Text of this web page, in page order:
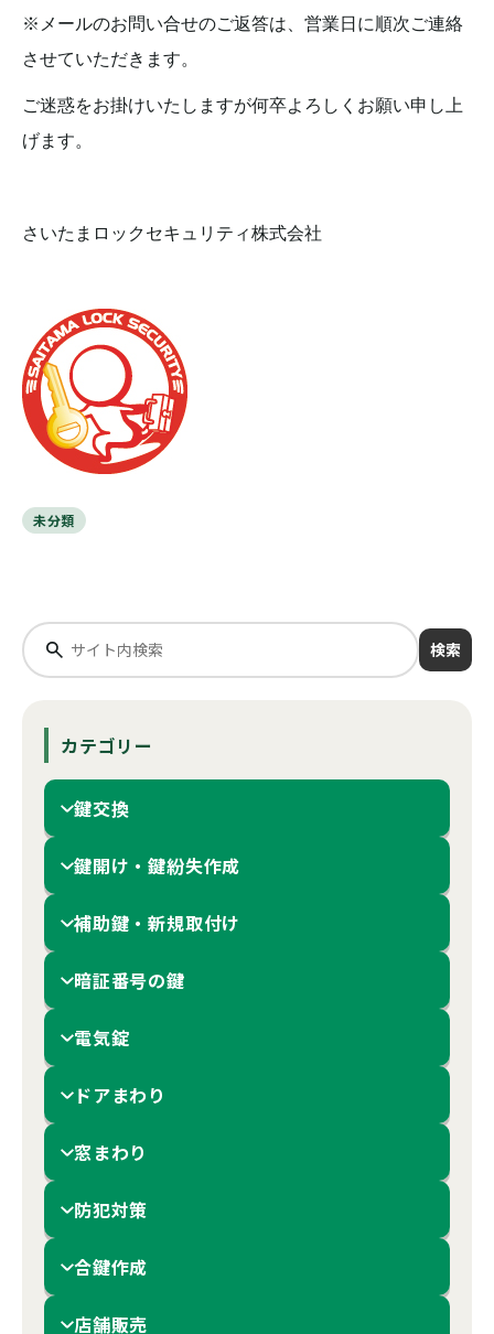
※メールのお問い合せのご返答は、営業日に順次ご連絡
させていただきます。
ご迷惑をお掛けいたしますが何卒よろしくお願い申し上
げます。
さいたまロックセキュリティ株式会社
未分類
検索
カテゴリー
鍵交換
鍵開け・鍵紛失作成
補助鍵・新規取付け
暗証番号の鍵
電気錠
ドアまわり
窓まわり
防犯対策
合鍵作成
店舗販売